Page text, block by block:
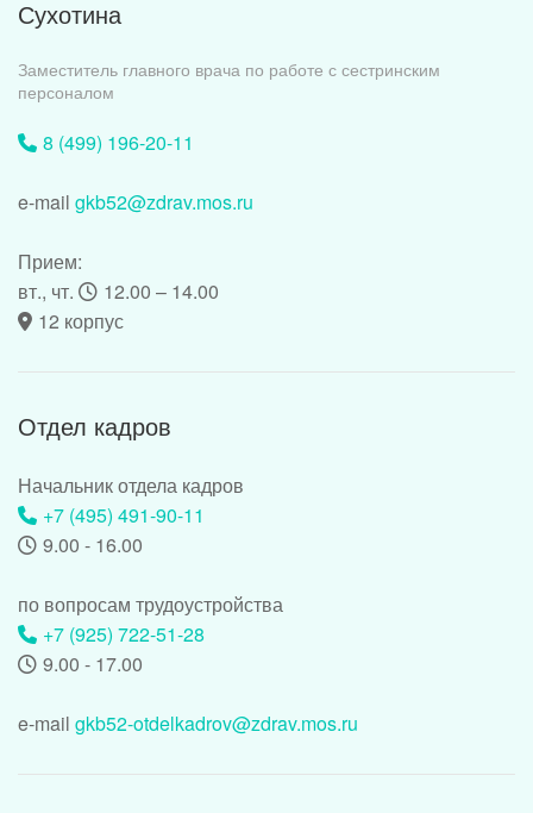
Сухотина
Заместитель главного врача по работе с сестринским
персоналом
8 (499) 196-20-11
e-mail gkb52@zdrav.mos.ru
Прием:
вт., чт.
12.00 – 14.00
12 корпус
Отдел кадров
Начальник отдела кадров
+7 (495) 491-90-11
9.00 - 16.00
по вопросам трудоустройства
+7 (925) 722-51-28
9.00 - 17.00
e-mail gkb52-otdelkadrov@zdrav.mos.ru